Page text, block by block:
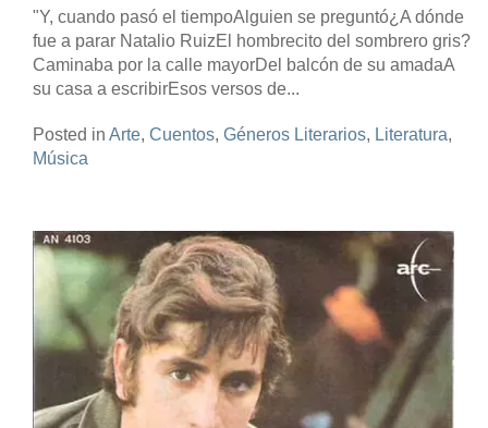
"Y, cuando pasó el tiempoAlguien se preguntó¿A dónde
fue a parar Natalio RuizEl hombrecito del sombrero gris?
Caminaba por la calle mayorDel balcón de su amadaA
su casa a escribirEsos versos de...
Posted in Arte, Cuentos, Géneros Literarios, Literatura,
Música